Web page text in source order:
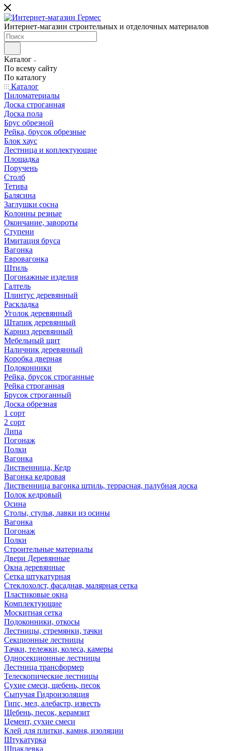
Интернет-магазин строительных и отделочных материалов
Каталог
По всему сайту
По каталогу
Каталог
Пиломатериалы
Доска строганная
Доска пола
Брус обрезной
Рейка, брусок обрезные
Блок хаус
Лестница и коплектующие
Площадка
Поручень
Столб
Тетива
Балясина
Заглушки сосна
Колонны резные
Окончание, завороты
Ступени
Имитация бруса
Вагонка
Евровагонка
Штиль
Погонажные изделия
Галтель
Плинтус деревянный
Раскладка
Уголок деревянный
Штапик деревянный
Карниз деревянный
Мебельный щит
Наличник деревянный
Коробка дверная
Подоконники
Рейка, брусок строганные
Рейка строганная
Брусок строганный
Доска обрезная
1 сорт
2 сорт
Липа
Погонаж
Полки
Вагонка
Лиственница, Кедр
Вагонка кедровая
Лиственница вагонка штиль, террасная, палубная доска
Полок кедровый
Осина
Столы, стулья, лавки из осины
Вагонка
Погонаж
Полки
Строительные материалы
Двери Деревянные
Окна деревянные
Сетка штукатурная
Стеклохолст, фасадная, малярная сетка
Пластиковые окна
Комплектующие
Москитная сетка
Подоконники, откосы
Лестницы, стремянки, тачки
Секционные лестницы
Тачки, тележки, колеса, камеры
Односекционные лестницы
Лестница трансформер
Телескопические лестницы
Сухие смеси, щебень, песок
Сыпучая Гидроизоляция
Гипс, мел, алебастр, известь
Щебень, песок, керамзит
Цемент, сухие смеси
Клей для плитки, камня, изоляции
Штукатурка
Шпаклевка